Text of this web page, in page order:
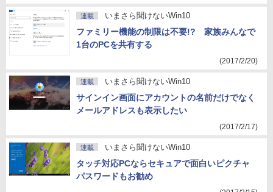
連載 いまさら聞けないWin10
ファミリー機能の制限は不要!? 家族みんなで
1台のPCを共有する
(2017/2/20)
連載 いまさら聞けないWin10
サインイン画面にアカウントの名前だけでなく
メールアドレスも表示したい
(2017/2/17)
連載 いまさら聞けないWin10
タッチ対応PCならセキュアで面白いピクチャ
パスワードもお勧め